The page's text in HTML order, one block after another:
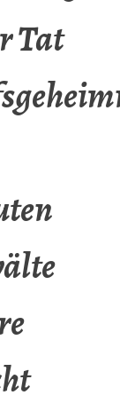
Tat